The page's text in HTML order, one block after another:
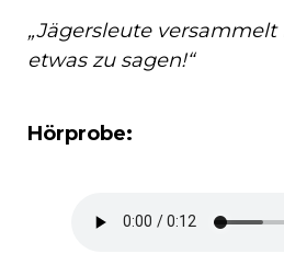
„Jägersleute versammelt
etwas zu sagen!“
Hörprobe: